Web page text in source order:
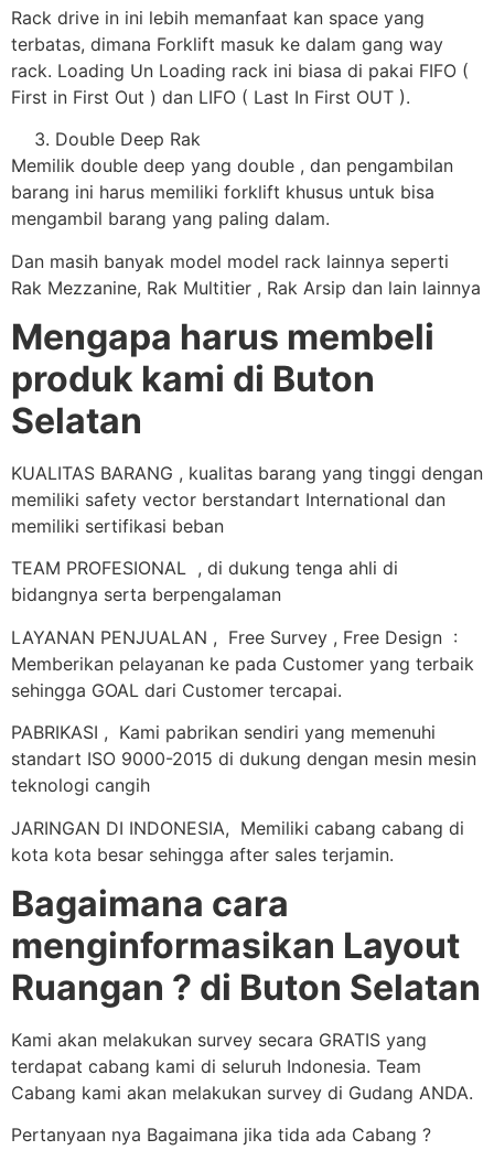
Rack drive in ini lebih memanfaat kan space yang
terbatas, dimana Forklift masuk ke dalam gang way
rack. Loading Un Loading rack ini biasa di pakai FIFO (
First in First Out ) dan LIFO ( Last In First OUT ).
Double Deep Rak
Memilik double deep yang double , dan pengambilan
barang ini harus memiliki forklift khusus untuk bisa
mengambil barang yang paling dalam.
Dan masih banyak model model rack lainnya seperti
Rak Mezzanine, Rak Multitier , Rak Arsip dan lain lainnya
Mengapa harus membeli
produk kami di Buton
Selatan
KUALITAS BARANG , kualitas barang yang tinggi dengan
memiliki safety vector berstandart International dan
memiliki sertifikasi beban
TEAM PROFESIONAL , di dukung tenga ahli di
bidangnya serta berpengalaman
LAYANAN PENJUALAN , Free Survey , Free Design :
Memberikan pelayanan ke pada Customer yang terbaik
sehingga GOAL dari Customer tercapai.
PABRIKASI , Kami pabrikan sendiri yang memenuhi
standart ISO 9000-2015 di dukung dengan mesin mesin
teknologi cangih
JARINGAN DI INDONESIA, Memiliki cabang cabang di
kota kota besar sehingga after sales terjamin.
Bagaimana cara
menginformasikan Layout
Ruangan ? di Buton Selatan
Kami akan melakukan survey secara GRATIS yang
terdapat cabang kami di seluruh Indonesia. Team
Cabang kami akan melakukan survey di Gudang ANDA.
Pertanyaan nya Bagaimana jika tida ada Cabang ?